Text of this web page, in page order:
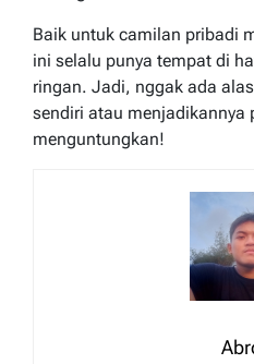
Baik untuk camilan pribadi
ini selalu punya tempat di
ringan. Jadi, nggak ada
sendiri atau menjadikannya
menguntungkan!